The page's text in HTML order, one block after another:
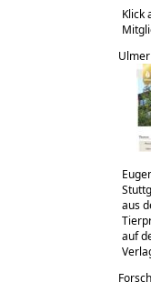
Klick
aus
auf